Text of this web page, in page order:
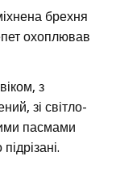
брехня
охоплював
з
зі світло-
пасмами